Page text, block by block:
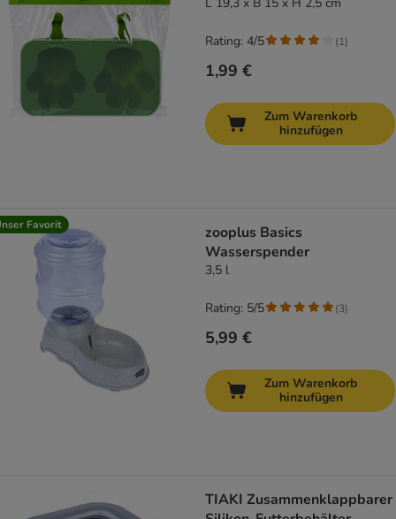
1,99 €
Rating: 4/5 (1)
Zum Warenkorb
hinzufügen
Favorit
zooplus Basics
Wasserspender
3,5 l
5,99 €
Rating: 5/5 (3)
Zum Warenkorb
hinzufügen
TIAKI Zusammenklappbarer